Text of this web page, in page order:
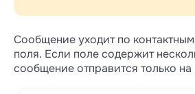
Сообщение уходит по
поля. Если поле содержит
сообщение отправится только